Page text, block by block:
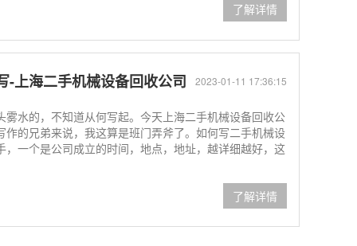
了解详情
2023-01-11 17:36:15
-上海二手机械设备回收公司
水的，不知道从何写起。今天上海二手机械设备回收公
的兄弟来说，我这算是班门弄斧了。如何写二手机械设
一个是公司成立的时间，地点，地址，越详细越好，这
了解详情